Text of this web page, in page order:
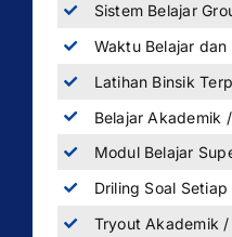
Sistem Belajar
Waktu Belajar
Latihan Binsik
Belajar Akademik
Modul Belajar
Driling Soal
Tryout Akademik